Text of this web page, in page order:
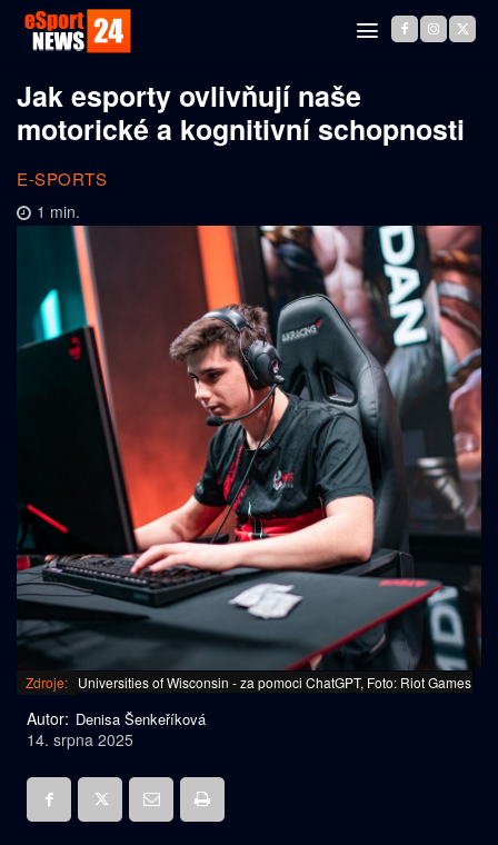
Jak esporty ovlivňují naše
motorické a kognitivní schopnosti
E-SPORTS
1 min.
Zdroje: Universities of Wisconsin - za pomoci ChatGPT, Foto: Riot Games
Autor: Denisa Šenkeříková
14. srpna 2025